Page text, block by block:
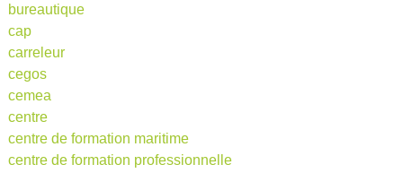
bureautique
cap
carreleur
cegos
cemea
centre
centre de formation maritime
centre de formation professionnelle